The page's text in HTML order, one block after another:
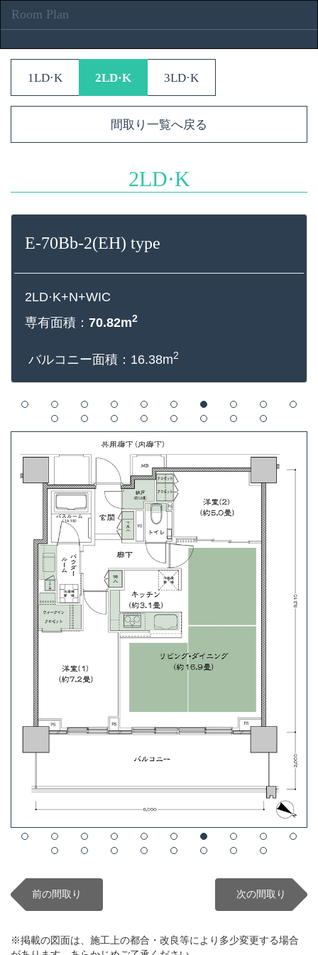
Room Plan
1LD·K 2LD·K 3LD·K
間取り一覧へ戻る
2LD·K
E-70Bb-2(EH) type
2LD·K+N+WIC
専有面積： 70.82m2
バルコニー面積：16.38m2
前の間取り 次の間取り
※掲載の図面は、施工上の都合・改良等により多少変更する場合